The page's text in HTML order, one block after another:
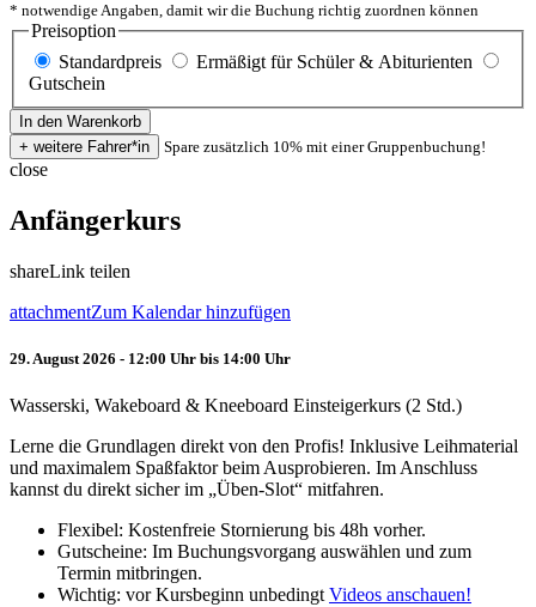
* notwendige Angaben, damit wir die Buchung richtig zuordnen können
Preisoption
Standardpreis
Ermäßigt für Schüler & Abiturienten
Gutschein
Spare zusätzlich 10% mit einer Gruppenbuchung!
close
Anfängerkurs
shareLink teilen
attachmentZum Kalendar hinzufügen
29. August 2026 - 12:00 Uhr bis 14:00 Uhr
Wasserski, Wakeboard & Kneeboard Einsteigerkurs (2 Std.)
Lerne die Grundlagen direkt von den Profis! Inklusive Leihmaterial
und maximalem Spaßfaktor beim Ausprobieren. Im Anschluss
kannst du direkt sicher im „Üben-Slot“ mitfahren.
Flexibel: Kostenfreie Stornierung bis 48h vorher.
Gutscheine: Im Buchungsvorgang auswählen und zum
Termin mitbringen.
Wichtig: vor Kursbeginn unbedingt Videos anschauen!